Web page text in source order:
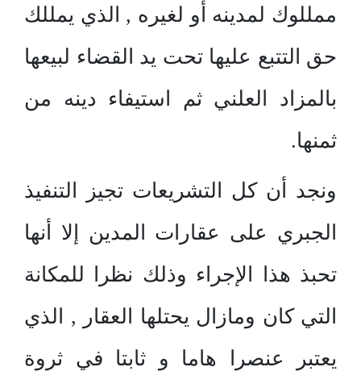
ممللوك لمدينه أو لغيره , الذي يمللك
حق التتبع عليها تحت يد القضاء لبيعها
بالمزاد العلني ثم استيفاء دينه من
ثمنها.
ونجد أن كل التشريعات تجيز التنفيذ
الجبري على عقارات المدين إلا أنها
تحبذ هذا الإجراء وذلك نظرا للمكانة
التي كان ومازال يحتلها العقار , الذي
يعتبر عنصرا هاما و ثابتا في ثروة